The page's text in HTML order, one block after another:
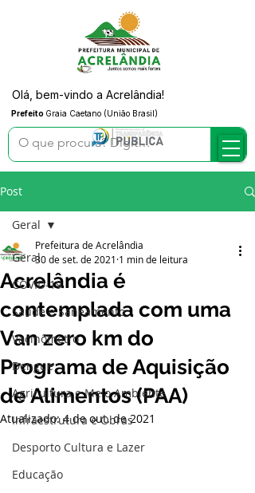
Prefeito Graia Caetano (União Brasil)
Olá, bem-vindo a Acrelândia!
Post
Geral
COVID-19
Saúde e Saneamento
Vacinômetro
Dengue
Agricultura e Meio Ambiente
Infraestrutura e Obras
Desporto Cultura e Lazer
Educação
Geral
Acrelândia é
contemplada com uma
Van zero km do
Programa de Aquisição
de Alimentos (PAA)
Prefeitura de Acrelândia
30 de set. de 2021 1 min de leitura
Atualizado:4 de out. de 2021